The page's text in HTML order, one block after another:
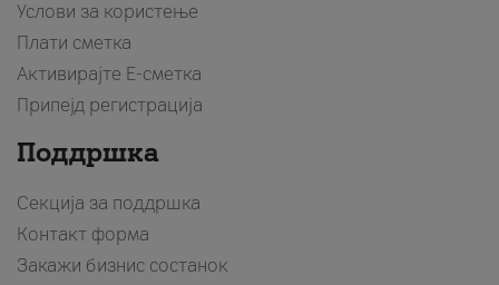
Услови за користење
Плати сметка
Активирајте Е-сметка
Припејд регистрација
Поддршка
Секција за поддршка
Контакт форма
Закажи бизнис состанок